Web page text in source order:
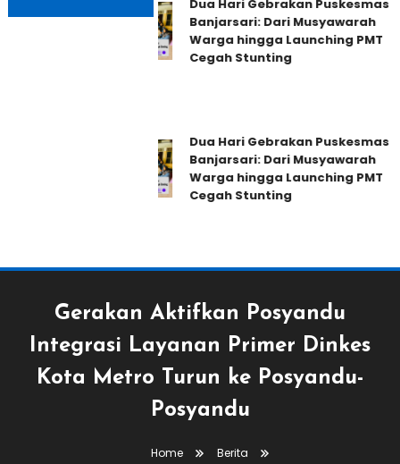
Dua Hari Gebrakan Puskesmas
Banjarsari: Dari Musyawarah
Warga hingga Launching PMT
Cegah Stunting
Dua Hari Gebrakan Puskesmas
Banjarsari: Dari Musyawarah
Warga hingga Launching PMT
Cegah Stunting
Gerakan Aktifkan Posyandu
Integrasi Layanan Primer Dinkes
Kota Metro Turun ke Posyandu-
Posyandu
Home
Berita